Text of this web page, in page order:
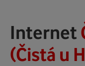
Internet
(Čistá u